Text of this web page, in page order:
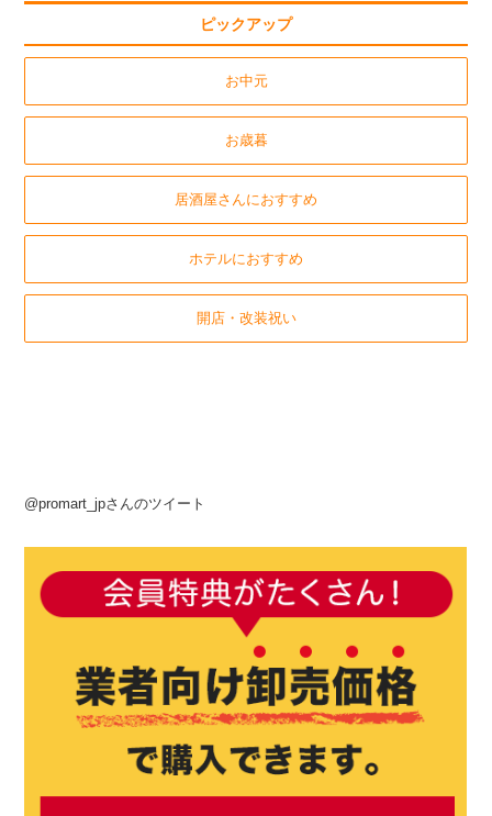
ピックアップ
お中元
お歳暮
居酒屋さんにおすすめ
ホテルにおすすめ
開店・改装祝い
@promart_jpさんのツイート